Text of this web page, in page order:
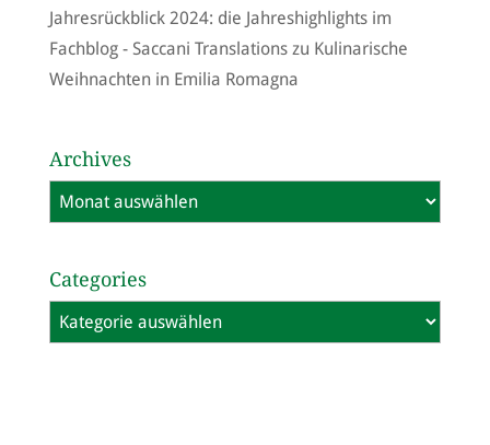
Jahresrückblick 2024: die Jahreshighlights im
Fachblog - Saccani Translationszu Kulinarische
Weihnachten in Emilia Romagna
Archives
Archives
Categories
Categories